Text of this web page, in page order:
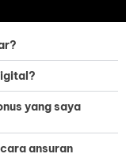
yang saya
ansuran